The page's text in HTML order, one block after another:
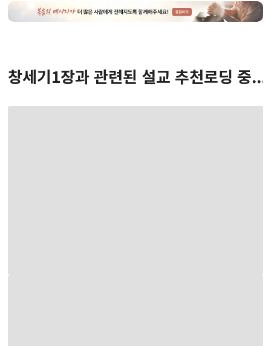
창세기1장과 관련된 설교 추천로딩 중...